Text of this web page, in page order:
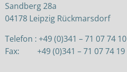
Sandberg 28a
04178 Leipzig Rückmarsdorf
Telefon : +49 (0)341 – 71 07 74 10
Fax: +49 (0)341 – 71 07 74 19